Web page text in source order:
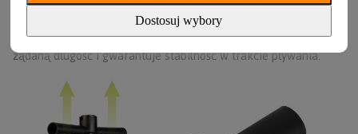
Precyzyjna regulacja z blokadą
System zaciskowy z dźwignią pozwala błyskawicznie ustawić
żądaną długość i gwarantuje stabilność w trakcie pływania.
Dostosuj wybory